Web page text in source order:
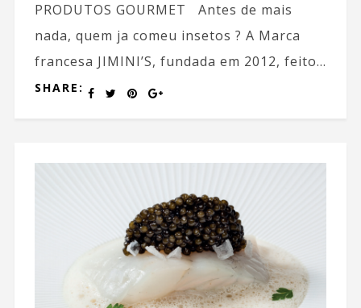
PRODUTOS GOURMET Antes de mais
nada, quem ja comeu insetos ? A Marca
francesa JIMINI’S, fundada em 2012, feito...
SHARE: